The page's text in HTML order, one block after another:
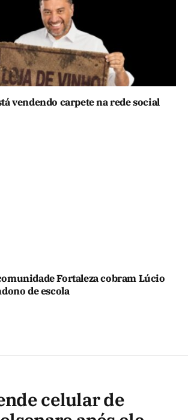
vendendo carpete na rede social
Fortaleza cobram Lúcio
de escola
celular de